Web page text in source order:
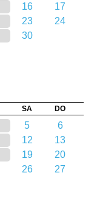
16
17
23
24
30
SA DO
5
6
12
13
19
20
26
27